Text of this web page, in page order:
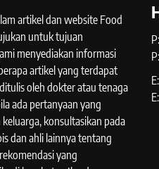
artikel dan website Food
untuk tujuan
menyediakan informasi
artikel yang terdapat
oleh dokter atau tenaga
ada pertanyaan yang
konsultasikan pada
dan ahli lainnya tentang
yang